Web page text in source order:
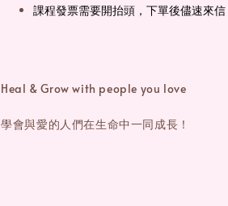
課程發票需要開抬頭，下單後儘速來信
Heal & Grow with people you love
學會與愛的人們在生命中一同成長！